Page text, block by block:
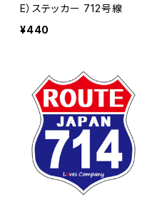
E）ステッカー 712号線
¥440